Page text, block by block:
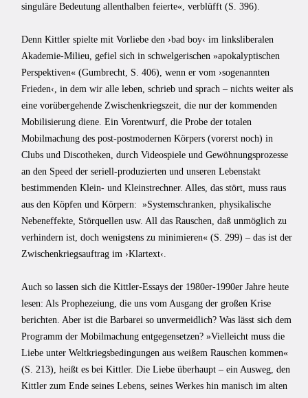
singuläre Bedeutung allenthalben feierte«, verblüfft (S. 396).
Denn Kittler spielte mit Vorliebe den ›bad boy‹ im linksliberalen
Akademie-Milieu, gefiel sich in schwelgerischen »apokalyptischen
Perspektiven« (Gumbrecht, S. 406), wenn er vom ›sogenannten
Frieden‹, in dem wir alle leben, schrieb und sprach – nichts weiter als
eine vorübergehende Zwischenkriegszeit, die nur der kommenden
Mobilisierung diene. Ein Vorentwurf, die Probe der totalen
Mobilmachung des post-postmodernen Körpers (vorerst noch) in
Clubs und Discotheken, durch Videospiele und Gewöhnungsprozesse
an den Speed der seriell-produzierten und unseren Lebenstakt
bestimmenden Klein- und Kleinstrechner. Alles, das stört, muss raus
aus den Köpfen und Körpern: »Systemschranken, physikalische
Nebeneffekte, Störquellen usw. All das Rauschen, daß unmöglich zu
verhindern ist, doch wenigstens zu minimieren« (S. 299) – das ist der
Zwischenkriegsauftrag im ›Klartext‹.
Auch so lassen sich die Kittler-Essays der 1980er-1990er Jahre heute
lesen: Als Prophezeiung, die uns vom Ausgang der großen Krise
berichten. Aber ist die Barbarei so unvermeidlich? Was lässt sich dem
Programm der Mobilmachung entgegensetzen? »Vielleicht muss die
Liebe unter Weltkriegsbedingungen aus weißem Rauschen kommen«
(S. 213), heißt es bei Kittler. Die Liebe überhaupt – ein Ausweg, den
Kittler zum Ende seines Lebens, seines Werkes hin manisch im alten